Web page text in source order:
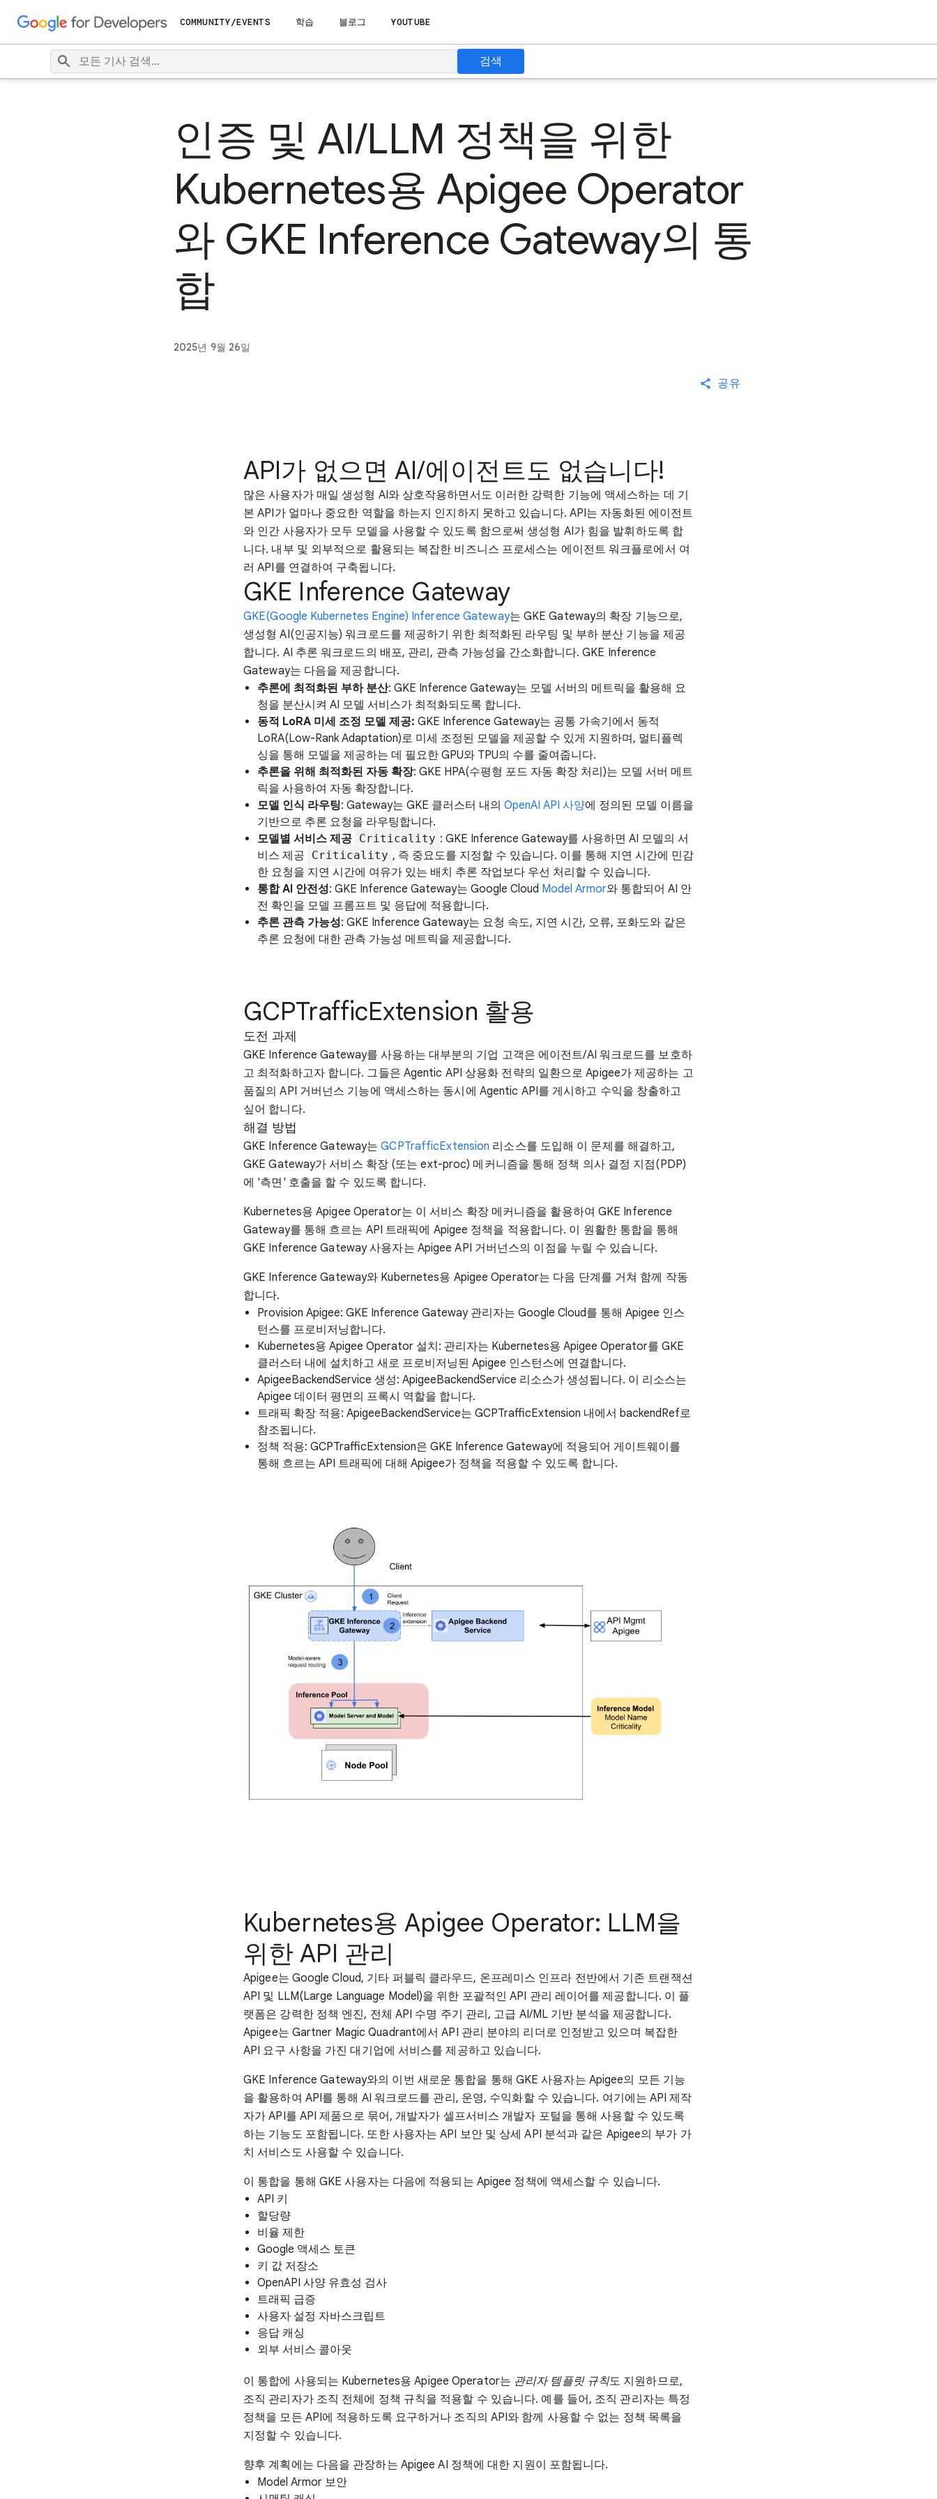
COMMUNITY/EVENTS 학습 블로그 YOUTUBE
검색
인증 및 AI/LLM 정책을 위한
Kubernetes용 Apigee Operator
와 GKE Inference Gateway의 통
합
2025년 9월 26일
공유
API가 없으면 AI/에이전트도 없습니다!
많은 사용자가 매일 생성형 AI와 상호작용하면서도 이러한 강력한 기능에 액세스하는 데 기
본 API가 얼마나 중요한 역할을 하는지 인지하지 못하고 있습니다. API는 자동화된 에이전트
와 인간 사용자가 모두 모델을 사용할 수 있도록 함으로써 생성형 AI가 힘을 발휘하도록 합
니다. 내부 및 외부적으로 활용되는 복잡한 비즈니스 프로세스는 에이전트 워크플로에서 여
러 API를 연결하여 구축됩니다.
GKE Inference Gateway
GKE(Google Kubernetes Engine) Inference Gateway는 GKE Gateway의 확장 기능으로,
생성형 AI(인공지능) 워크로드를 제공하기 위한 최적화된 라우팅 및 부하 분산 기능을 제공
합니다. AI 추론 워크로드의 배포, 관리, 관측 가능성을 간소화합니다. GKE Inference
Gateway는 다음을 제공합니다.
추론에 최적화된 부하 분산: GKE Inference Gateway는 모델 서버의 메트릭을 활용해 요
청을 분산시켜 AI 모델 서비스가 최적화되도록 합니다.
동적 LoRA 미세 조정 모델 제공: GKE Inference Gateway는 공통 가속기에서 동적
LoRA(Low-Rank Adaptation)로 미세 조정된 모델을 제공할 수 있게 지원하며, 멀티플렉
싱을 통해 모델을 제공하는 데 필요한 GPU와 TPU의 수를 줄여줍니다.
추론을 위해 최적화된 자동 확장: GKE HPA(수평형 포드 자동 확장 처리)는 모델 서버 메트
릭을 사용하여 자동 확장합니다.
모델 인식 라우팅: Gateway는 GKE 클러스터 내의 OpenAI API 사양에 정의된 모델 이름을
기반으로 추론 요청을 라우팅합니다.
모델별 서비스 제공 Criticality : GKE Inference Gateway를 사용하면 AI 모델의 서
비스 제공
Criticality , 즉 중요도를 지정할 수 있습니다. 이를 통해 지연 시간에 민감
한 요청을 지연 시간에 여유가 있는 배치 추론 작업보다 우선 처리할 수 있습니다.
통합 AI 안전성: GKE Inference Gateway는 Google Cloud Model Armor와 통합되어 AI 안
전 확인을 모델 프롬프트 및 응답에 적용합니다.
추론 관측 가능성: GKE Inference Gateway는 요청 속도, 지연 시간, 오류, 포화도와 같은
추론 요청에 대한 관측 가능성 메트릭을 제공합니다.
GCPTrafficExtension 활용
도전 과제
GKE Inference Gateway를 사용하는 대부분의 기업 고객은 에이전트/AI 워크로드를 보호하
고 최적화하고자 합니다. 그들은 Agentic API 상용화 전략의 일환으로 Apigee가 제공하는 고
품질의 API 거버넌스 기능에 액세스하는 동시에 Agentic API를 게시하고 수익을 창출하고
싶어 합니다.
해결 방법
GKE Inference Gateway는GCPTrafficExtension 리소스를 도입해 이 문제를 해결하고,
GKE Gateway가 서비스 확장 (또는 ext-proc) 메커니즘을 통해 정책 의사 결정 지점(PDP)
에 '측면' 호출을 할 수 있도록 합니다.
Kubernetes용 Apigee Operator는 이 서비스 확장 메커니즘을 활용하여 GKE Inference
Gateway를 통해 흐르는 API 트래픽에 Apigee 정책을 적용합니다. 이 원활한 통합을 통해
GKE Inference Gateway 사용자는 Apigee API 거버넌스의 이점을 누릴 수 있습니다.
GKE Inference Gateway와 Kubernetes용 Apigee Operator는 다음 단계를 거쳐 함께 작동
합니다.
Provision Apigee: GKE Inference Gateway 관리자는 Google Cloud를 통해 Apigee 인스
턴스를 프로비저닝합니다.
Kubernetes용 Apigee Operator 설치: 관리자는 Kubernetes용 Apigee Operator를 GKE
클러스터 내에 설치하고 새로 프로비저닝된 Apigee 인스턴스에 연결합니다.
ApigeeBackendService 생성: ApigeeBackendService 리소스가 생성됩니다. 이 리소스는
Apigee 데이터 평면의 프록시 역할을 합니다.
트래픽 확장 적용: ApigeeBackendService는 GCPTrafficExtension 내에서 backendRef로
참조됩니다.
정책 적용: GCPTrafficExtension은 GKE Inference Gateway에 적용되어 게이트웨이를
통해 흐르는 API 트래픽에 대해 Apigee가 정책을 적용할 수 있도록 합니다.
Kubernetes용 Apigee Operator: LLM을
위한 API 관리
Apigee는 Google Cloud, 기타 퍼블릭 클라우드, 온프레미스 인프라 전반에서 기존 트랜잭션
API 및 LLM(Large Language Model)을 위한 포괄적인 API 관리 레이어를 제공합니다. 이 플
랫폼은 강력한 정책 엔진, 전체 API 수명 주기 관리, 고급 AI/ML 기반 분석을 제공합니다.
Apigee는 Gartner Magic Quadrant에서 API 관리 분야의 리더로 인정받고 있으며 복잡한
API 요구 사항을 가진 대기업에 서비스를 제공하고 있습니다.
GKE Inference Gateway와의 이번 새로운 통합을 통해 GKE 사용자는 Apigee의 모든 기능
을 활용하여 API를 통해 AI 워크로드를 관리, 운영, 수익화할 수 있습니다. 여기에는 API 제작
자가 API를 API 제품으로 묶어, 개발자가 셀프서비스 개발자 포털을 통해 사용할 수 있도록
하는 기능도 포함됩니다. 또한 사용자는 API 보안 및 상세 API 분석과 같은 Apigee의 부가 가
치 서비스도 사용할 수 있습니다.
이 통합을 통해 GKE 사용자는 다음에 적용되는 Apigee 정책에 액세스할 수 있습니다.
API 키
할당량
비율 제한
Google 액세스 토큰
키 값 저장소
OpenAPI 사양 유효성 검사
트래픽 급증
사용자 설정 자바스크립트
응답 캐싱
외부 서비스 콜아웃
이 통합에 사용되는 Kubernetes용 Apigee Operator는 관리자 템플릿 규칙도 지원하므로,
조직 관리자가 조직 전체에 정책 규칙을 적용할 수 있습니다. 예를 들어, 조직 관리자는 특정
정책을 모든 API에 적용하도록 요구하거나 조직의 API와 함께 사용할 수 없는 정책 목록을
지정할 수 있습니다.
향후 계획에는 다음을 관장하는 Apigee AI 정책에 대한 지원이 포함됩니다.
Model Armor 보안